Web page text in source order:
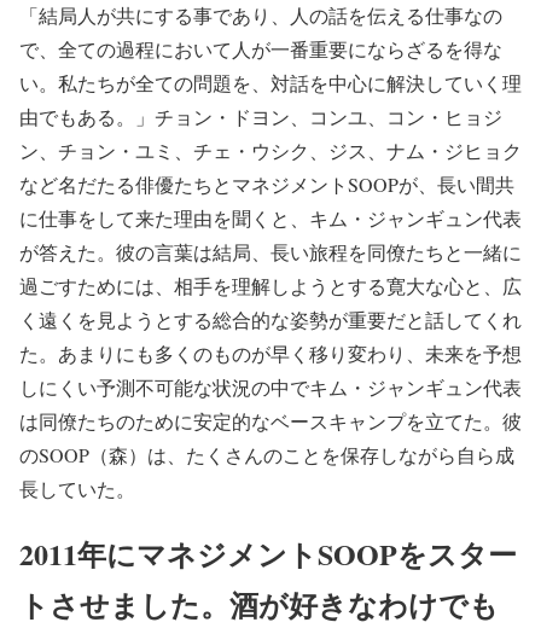
「結局人が共にする事であり、人の話を伝える仕事なの
で、全ての過程において人が一番重要にならざるを得な
い。私たちが全ての問題を、対話を中心に解決していく理
由でもある。」チョン・ドヨン、コンユ、コン・ヒョジ
ン、チョン・ユミ、チェ・ウシク、ジス、ナム・ジヒョク
など名だたる俳優たちとマネジメントSOOPが、長い間共
に仕事をして来た理由を聞くと、キム・ジャンギュン代表
が答えた。彼の言葉は結局、長い旅程を同僚たちと一緒に
過ごすためには、相手を理解しようとする寛大な心と、広
く遠くを見ようとする総合的な姿勢が重要だと話してくれ
た。あまりにも多くのものが早く移り変わり、未来を予想
しにくい予測不可能な状況の中でキム・ジャンギュン代表
は同僚たちのために安定的なベースキャンプを立てた。彼
のSOOP（森）は、たくさんのことを保存しながら自ら成
長していた。
2011年にマネジメントSOOPをスター
トさせました。酒が好きなわけでも